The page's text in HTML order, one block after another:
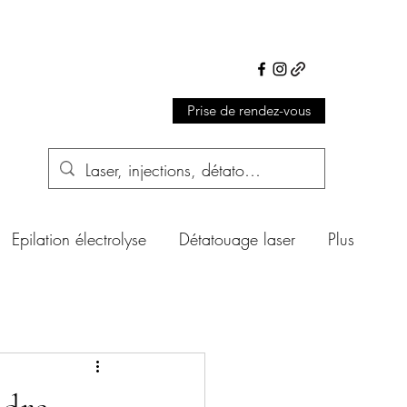
Prise de rendez-vous
Epilation électrolyse Détatouage laser Plus